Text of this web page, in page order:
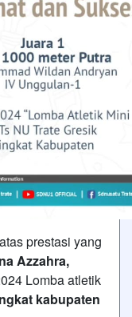
prestasi yang
Azzahra,
Lomba atletik
kabupaten